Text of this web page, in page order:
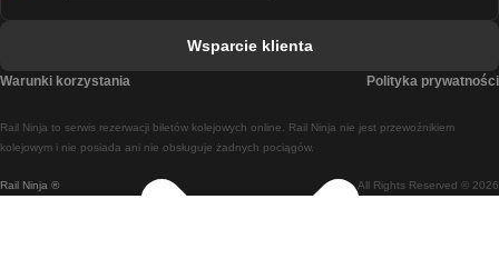
Pociąg Madryt - Lizbona
Pociąg Madryt - Barcelona
Rail Ninja ® All Rights Reserved © 2026
Rail Ninja to serwis rezerwacji biletów kolejowych online. Rail Ninja nie jest przewoźnikiem
kolejowym i nie posiada ani nie obsługuje żadnych pociągów.
Wsparcie klienta
Warunki korzystania Polityka prywatności